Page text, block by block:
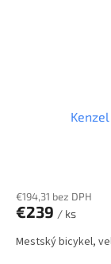
€194,31 bez DPH
€239 / ks
Mestský bicykel,